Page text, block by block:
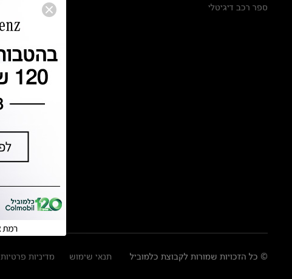
ספר רכב דיגיטלי
© כל הזכויות שמורות לקבוצת כלמוביל תנאי שימוש מדיניות פרטיות